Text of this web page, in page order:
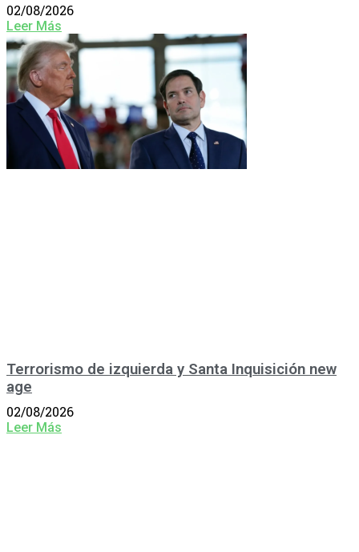
02/08/2026
Leer Más
Terrorismo de izquierda y Santa Inquisición new
age
02/08/2026
Leer Más